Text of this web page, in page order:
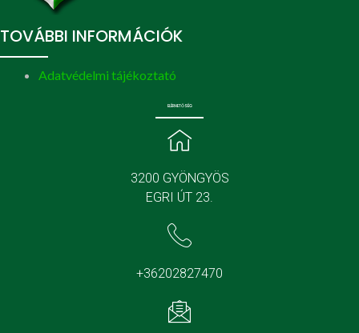
TOVÁBBI INFORMÁCIÓK
Adatvédelmi tájékoztató
ELÉRHETŐSÉG
3200 GYÖNGYÖS
EGRI ÚT 23.
+36202827470